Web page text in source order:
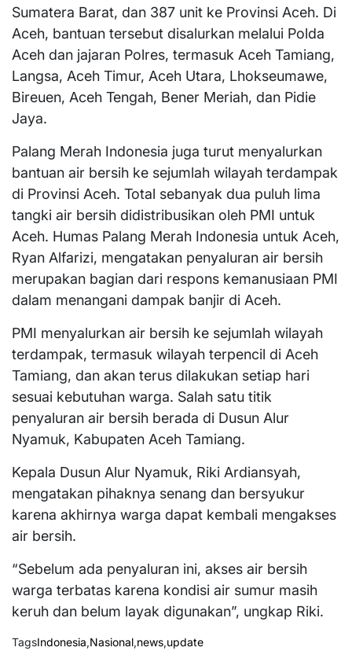
Sumatera Barat, dan 387 unit ke Provinsi Aceh. Di
Aceh, bantuan tersebut disalurkan melalui Polda
Aceh dan jajaran Polres, termasuk Aceh Tamiang,
Langsa, Aceh Timur, Aceh Utara, Lhokseumawe,
Bireuen, Aceh Tengah, Bener Meriah, dan Pidie
Jaya.
Palang Merah Indonesia juga turut menyalurkan
bantuan air bersih ke sejumlah wilayah terdampak
di Provinsi Aceh. Total sebanyak dua puluh lima
tangki air bersih didistribusikan oleh PMI untuk
Aceh. Humas Palang Merah Indonesia untuk Aceh,
Ryan Alfarizi, mengatakan penyaluran air bersih
merupakan bagian dari respons kemanusiaan PMI
dalam menangani dampak banjir di Aceh.
PMI menyalurkan air bersih ke sejumlah wilayah
terdampak, termasuk wilayah terpencil di Aceh
Tamiang, dan akan terus dilakukan setiap hari
sesuai kebutuhan warga. Salah satu titik
penyaluran air bersih berada di Dusun Alur
Nyamuk, Kabupaten Aceh Tamiang.
Kepala Dusun Alur Nyamuk, Riki Ardiansyah,
mengatakan pihaknya senang dan bersyukur
karena akhirnya warga dapat kembali mengakses
air bersih.
“Sebelum ada penyaluran ini, akses air bersih
warga terbatas karena kondisi air sumur masih
keruh dan belum layak digunakan”, ungkap Riki.
TagsIndonesia,Nasional,news,update